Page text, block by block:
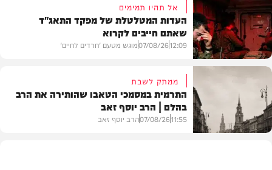
וידאו
דעות
אל תהיו תמימים
העדות המטלטלת של מפקד התאג"ד
שאתם חייבים לקרוא
12:09
07/08/26מוגש מטעם 'חרדים לחיים'
ממתק לשבת
התרמית במסמכי הטאבו שהותירה את הרב
בהלם | הרב יוסף זאב
11:55
07/08/26הרב יוסף זאב